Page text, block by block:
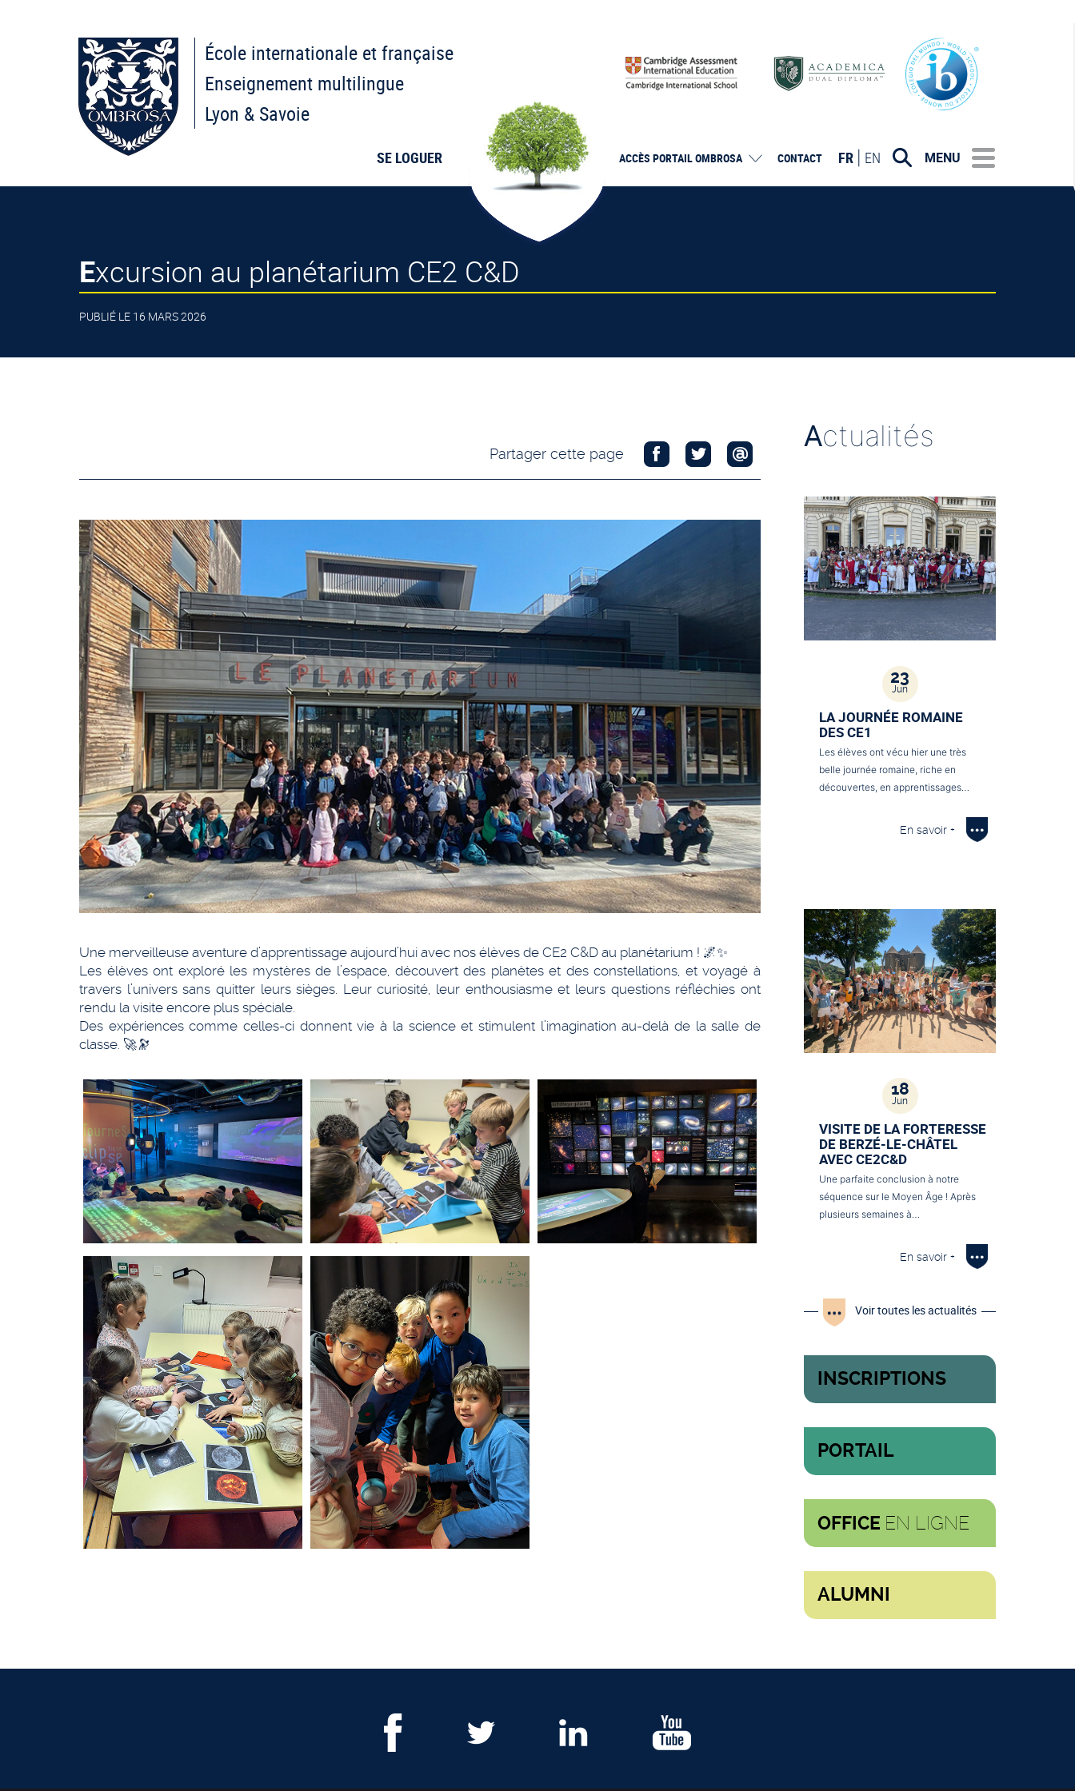
École internationale et française
Enseignement multilingue
Lyon & Savoie
SE LOGUER ACCÈS PORTAILOMBROSA CONTACT FR EN MENU
Excursion au planétarium CE2 C&D
PUBLIÉ LE 16 MARS 2026
Partager cette page
Une merveilleuse aventure d’apprentissage aujourd’hui avec nos élèves de CE2 C&D au planétarium ! 🌌✨
Les élèves ont exploré les mystères de l’espace, découvert des planètes et des constellations, et voyagé à
travers l’univers sans quitter leurs sièges. Leur curiosité, leur enthousiasme et leurs questions réfléchies ont
rendu la visite encore plus spéciale.
Des expériences comme celles-ci donnent vie à la science et stimulent l’imagination au-delà de la salle de
classe. 🚀🔭
Actualités
23
Jun
LA JOURNÉE ROMAINE
DES CE1
Les élèves ont vécu hier une très
belle journée romaine, riche en
découvertes, en apprentissages…
En savoir +
18
Jun
VISITE DE LA FORTERESSE
DE BERZÉ-LE-CHÂTEL
AVEC CE2C&D
Une parfaite conclusion à notre
séquence sur le Moyen Âge ! Après
plusieurs semaines à…
En savoir +
Voir toutes les actualités
INSCRIPTIONS
PORTAIL
OFFICE EN LIGNE
ALUMNI